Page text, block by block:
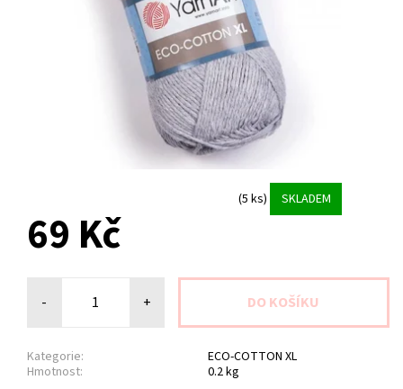
(5 ks) SKLADEM
69 Kč
- +
Kategorie:
ECO-COTTON XL
Hmotnost:
0.2 kg